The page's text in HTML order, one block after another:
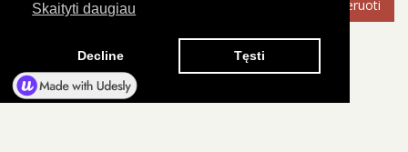
Skaityti daugiau
Decline Tęsti